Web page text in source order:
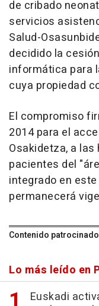
de cribado
servicios
Salud-
decidido la
informática para
cuya propiedad
El compromiso
2014 para el
Osakidetza, a
pacientes del
integrado en
permanecerá
Contenido patrocinado
Lo más leído en
Euskadi